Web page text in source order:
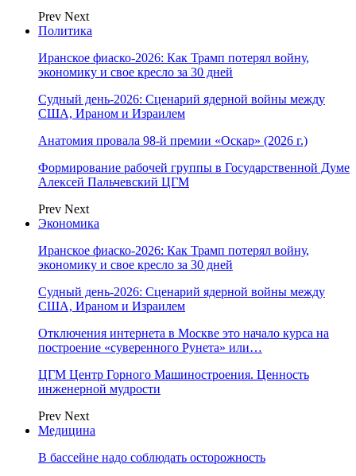
Prev Next
Политика
Иранское фиаско-2026: Как Трамп потерял войну,
экономику и свое кресло за 30 дней
Судный день-2026: Сценарий ядерной войны между
США, Ираном и Израилем
Анатомия провала 98-й премии «Оскар» (2026 г.)
Формирование рабочей группы в Государственной Думе
Алексей Пальчевский ЦГМ
Prev Next
Экономика
Иранское фиаско-2026: Как Трамп потерял войну,
экономику и свое кресло за 30 дней
Судный день-2026: Сценарий ядерной войны между
США, Ираном и Израилем
Отключения интернета в Москве это начало курса на
построение «суверенного Рунета» или…
ЦГМ Центр Горного Машиностроения. Ценность
инженерной мудрости
Prev Next
Медицина
В бассейне надо соблюдать осторожность